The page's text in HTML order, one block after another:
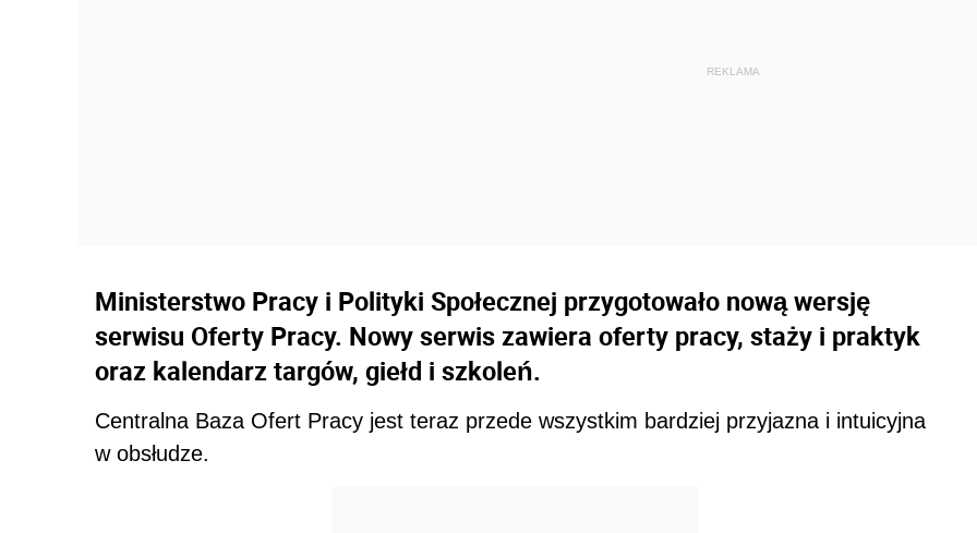
Ministerstwo Pracy i Polityki Społecznej przygotowało nową wersję
serwisu Oferty Pracy. Nowy serwis zawiera oferty pracy, staży i praktyk
oraz kalendarz targów, giełd i szkoleń.
Centralna Baza Ofert Pracy jest teraz przede wszystkim bardziej przyjazna i intuicyjna
w obsłudze.